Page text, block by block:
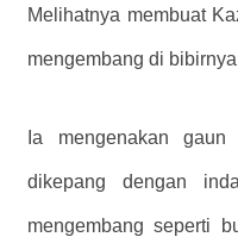
Melihatnya membuat
mengembang di
Ia mengenakan
dikepang dengan
mengembang seperti